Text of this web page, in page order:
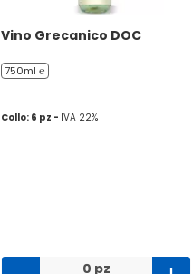
Vino Grecanico DOC
750ml ℮
Collo: 6 pz - IVA 22%
0 pz